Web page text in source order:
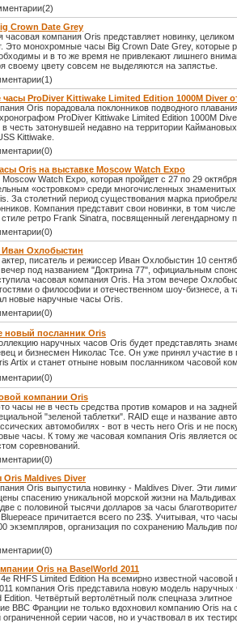
Crown Date Grey
часовая компания Oris представляет новинку,
Это монохромные часы Big Crown Date Grey, которые
и в то же время не привлекают лишнего
своему цвету совсем не выделяются на запястье.
часы ProDiver Kittiwake Limited Edition 1000M Diver
Oris порадовала поклонников подводного
ProDiver Kittiwake Limited Edition 1000M
честь затонувшей недавно на территории
Kittiwake.
Oris на выставке Moscow Watch Expo
Watch Expo, которая пройдет с 27 по 29
«островком» среди многочисленных знаменитых
За столетний период существования марка
Компания представит свои новинки, в том
ретро Frank Sinatra, посвященный легендарному
Охлобыстин
писатель и режиссер Иван Охлобыстин 10
вечер под названием "Доктрина 77", официальным
часовая компания Oris. На этом вечере
о философии и отечественном шоу-бизнесе, а
новые наручные часы Oris.
новый посланник Oris
наручных часов Oris будет представлять
и бизнесмен Николас Тсе. Он уже принял участие в
Artix и станет отныне новым посланником часовой
компании Oris
часы не в честь средства против комаров и на
"зеленой таблетки". RAID еще и название
автомобилях - вот в честь него Oris и не
часы. К тому же часовая компания Oris является
соревнований.
Maldives Diver
Oris выпустила новинку - Maldives Diver. Эти
спасению уникальной морской жизни на
с половиной тысячи долларов за часы
Bluepeace причитается всего по 23$. Учитывая, что
экземпляров, организация по сохранению Мальдив
Oris на BaselWorld 2011
RHFS Limited Edition На всемирно известной часовой
компания Oris представила новую модель наручных
Edition. Четвёртый вертолётный полк спецназа элитное
ВВС Франции не только вдохновил компанию Oris на
ограниченной серии часов, но и участвовал в их